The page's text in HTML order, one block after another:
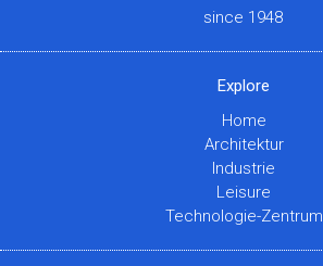
since 1948
Explore
Home
Architektur
Industrie
Leisure
Technologie-Zentrum